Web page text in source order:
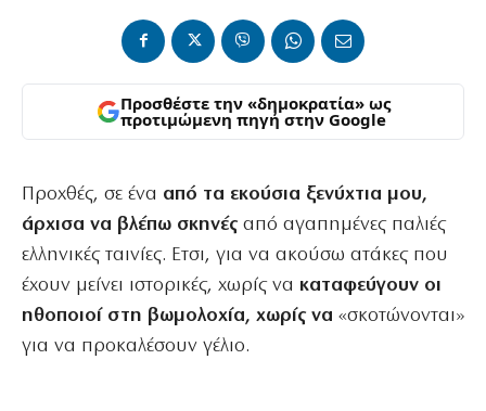
Προσθέστε την «δημοκρατία» ως
προτιμώμενη πηγή στην Google
Προχθές, σε ένα από τα εκούσια ξενύχτια μου,
άρχισα να βλέπω σκηνές από αγαπημένες παλιές
ελληνικές ταινίες. Ετσι, για να ακούσω ατάκες που
έχουν μείνει ιστορικές, χωρίς να καταφεύγουν οι
ηθοποιοί στη βωμολοχία, χωρίς να «σκοτώνονται»
για να προκαλέσουν γέλιο.